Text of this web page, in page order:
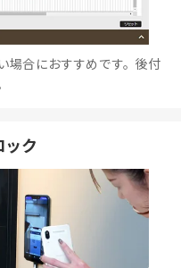
場合におすすめです。後付
ク